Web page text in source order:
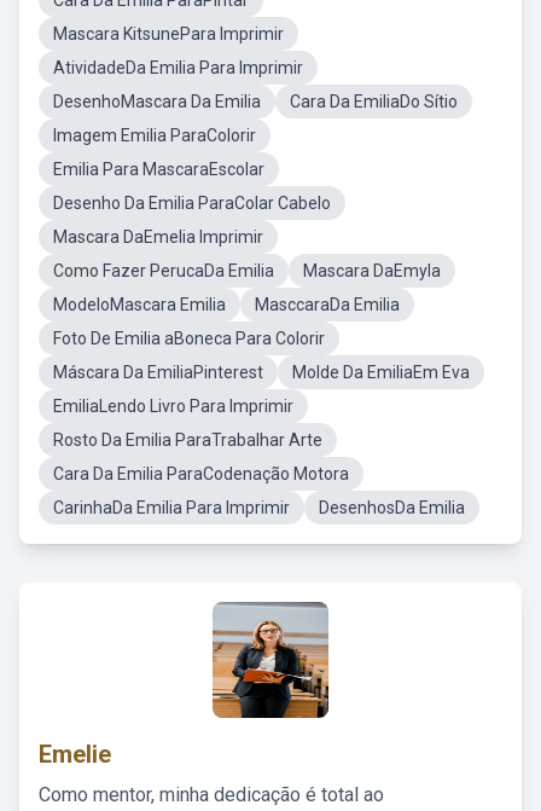
Mascara KitsunePara Imprimir
AtividadeDa Emilia Para Imprimir
DesenhoMascara Da Emilia
Cara Da EmiliaDo Sítio
Imagem Emilia ParaColorir
Emilia Para MascaraEscolar
Desenho Da Emilia ParaColar Cabelo
Mascara DaEmelia Imprimir
Como Fazer PerucaDa Emilia
Mascara DaEmyla
ModeloMascara Emilia
MasccaraDa Emilia
Foto De Emilia aBoneca Para Colorir
Máscara Da EmiliaPinterest
Molde Da EmiliaEm Eva
EmiliaLendo Livro Para Imprimir
Rosto Da Emilia ParaTrabalhar Arte
Cara Da Emilia ParaCodenação Motora
CarinhaDa Emilia Para Imprimir
DesenhosDa Emilia
Emelie
Como mentor, minha dedicação é total ao